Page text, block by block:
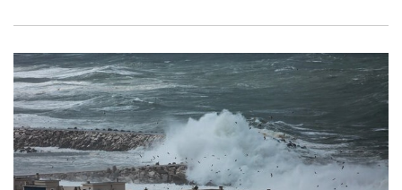
Precipitação intensa, vento e agitação